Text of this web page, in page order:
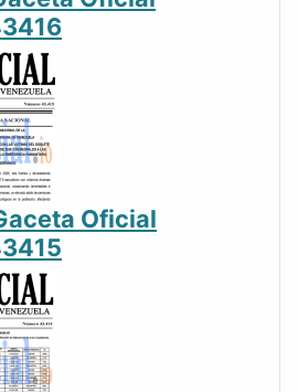
Oficial